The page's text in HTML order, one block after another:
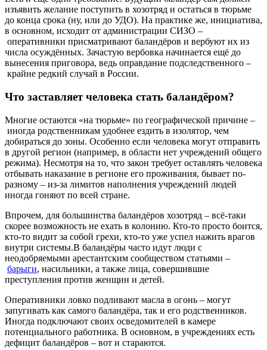
изъявить желание поступить в хозотряд и остаться в тюрьме
до конца срока (ну, или до УДО). На практике же, инициатива,
в основном, исходит от администрации СИЗО –
оперативники присматривают баландёров и вербуют их из
числа осуждённых. Зачастую вербовка начинается ещё до
вынесения приговора, ведь оправдание подследственного –
крайне редкий случай в России.
Что заставляет человека стать баландёром?
Многие остаются «на тюрьме» по географической причине –
иногда родственникам удобнее ездить в изолятор, чем
добираться до зоны. Особенно если человека могут отправить
в другой регион (например, в области нет учреждений общего
режима). Несмотря на то, что закон требует оставлять человека
отбывать наказание в регионе его проживания, бывает по-
разному – из-за лимитов наполнения учреждений людей
иногда гоняют по всей стране.
Впрочем, для большинства баландёров хозотряд – всё-таки
скорее возможность не ехать в колонию. Кто-то просто боится,
кто-то видит за собой грехи, кто-то уже успел нажить врагов
внутри системы.В баландёры часто идут люди с
неодобряемыми арестантским сообществом статьями –
барыги, насильники, а также лица, совершившие
преступления против женщин и детей.
Оперативники ловко подливают масла в огонь – могут
запугивать как самого баландёра, так и его родственников.
Иногда подключают своих осведомителей в камере
потенциального работника. В основном, в учреждениях есть
дефицит баландёров – вот и стараются.